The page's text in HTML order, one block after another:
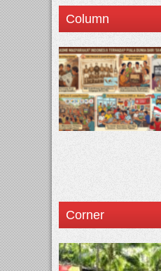
Column
Corner